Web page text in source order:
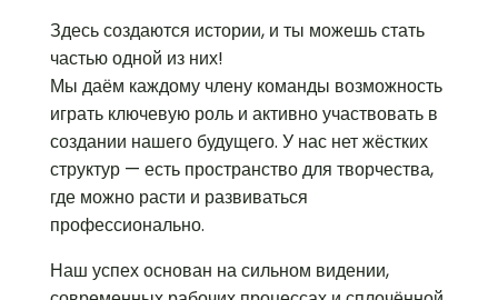
Здесь создаются истории, и ты можешь стать
частью одной из них!
Мы даём каждому члену команды возможность
играть ключевую роль и активно участвовать в
создании нашего будущего. У нас нет жёстких
структур — есть пространство для творчества,
где можно расти и развиваться
профессионально.
Наш успех основан на сильном видении,